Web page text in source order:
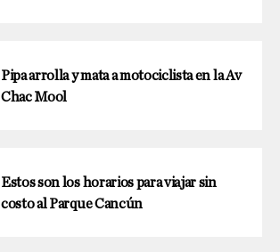
Pipa arrolla y mata a motociclista en la Av
Chac Mool
Estos son los horarios para viajar sin
costo al Parque Cancún